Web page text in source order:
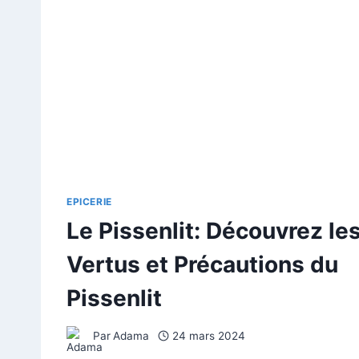
EPICERIE
Le Pissenlit: Découvrez
Vertus et Précautions du
Pissenlit
ParAdama 24 mars 2024